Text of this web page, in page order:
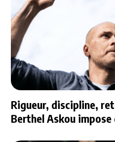
Rigueur, discipline,
Berthel Askou